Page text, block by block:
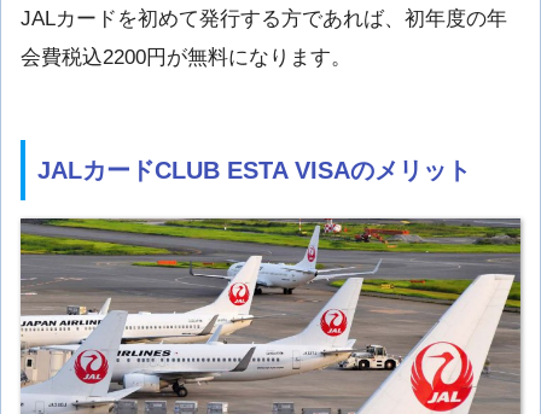
JALカードを初めて発行する方であれば、初年度の年
会費税込2200円が無料になります。
JALカードCLUB ESTA VISAのメリット